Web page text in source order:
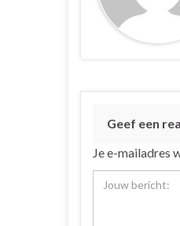
Geef een
Je e-mailadres